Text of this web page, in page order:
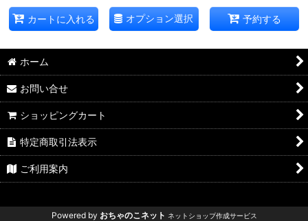
カートに入れる オプション選択 予約する
ホーム
お問い合せ
ショッピングカート
特定商取引法表示
ご利用案内
Powered by おちゃのこネット ネットショップ作成サービス